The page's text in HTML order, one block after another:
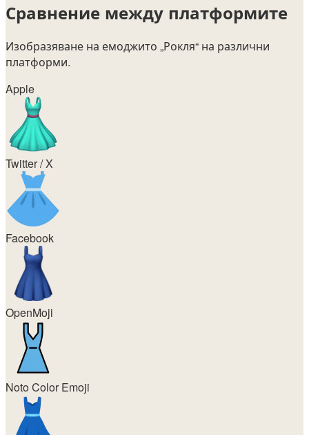
Сравнение между платформите
Изобразяване на емоджито „Рокля“ на различни
платформи.
Apple
Twitter / X
Facebook
OpenMoji
Noto Color Emoji